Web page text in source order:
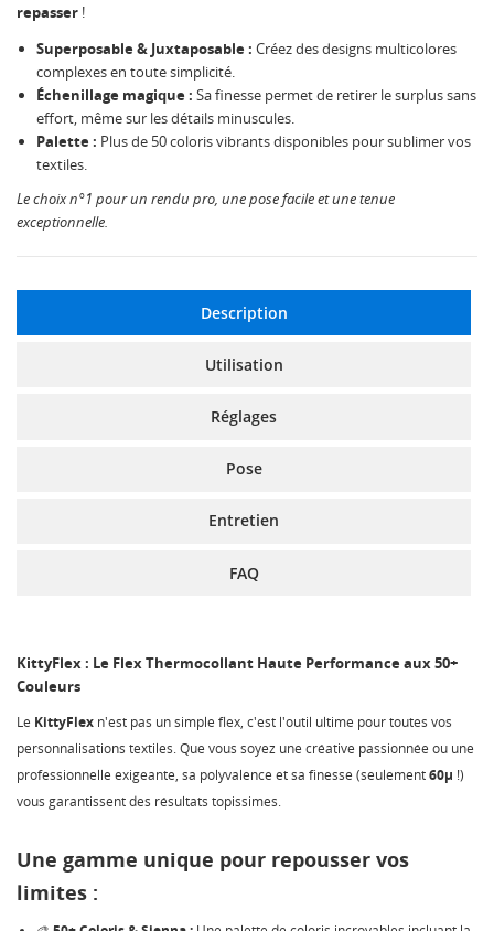
repasser !
Superposable & Juxtaposable : Créez des designs multicolores
complexes en toute simplicité.
Échenillage magique : Sa finesse permet de retirer le surplus sans
effort, même sur les détails minuscules.
Palette : Plus de 50 coloris vibrants disponibles pour sublimer vos
textiles.
Le choix n°1 pour un rendu pro, une pose facile et une tenue
exceptionnelle.
Description
Utilisation
Réglages
Pose
Entretien
FAQ
KittyFlex : Le Flex Thermocollant Haute Performance aux 50+
Couleurs
Le KittyFlex n'est pas un simple flex, c'est l'outil ultime pour toutes vos
personnalisations textiles. Que vous soyez une créative passionnée ou une
professionnelle exigeante, sa polyvalence et sa finesse (seulement60µ !)
vous garantissent des résultats topissimes.
Une gamme unique pour repousser vos
limites :
CRÉER UNE LISTE D'ENVIES
CONNEXION